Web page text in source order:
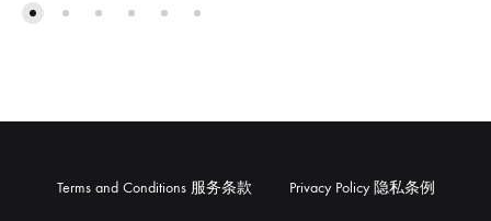
Terms and Conditions 服务条款 Privacy Policy 隐私条例